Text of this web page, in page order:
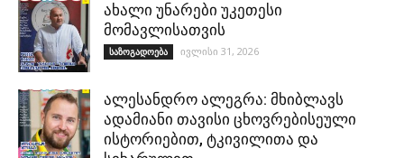
ახალი უნარები უკეთესი
მომავლისათვის
საზოგადოება ივლისი 31, 2026
ალესანდრო ალეგრა: მხიბლავს
ადამიანი თავისი ცხოვრებისეული
ისტორიებით, ტკივილითა და